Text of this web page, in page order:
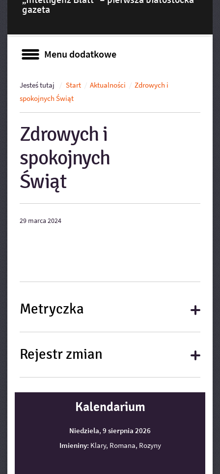
gazeta
Menu dodatkowe
Menu dodatkowe
Jesteś tutaj Start Aktualności
Zdrowych i
spokojnych Świąt
Zdrowych i
spokojnych
Świąt
29 marca 2024
Metryczka
Metryczka
Rejestr zmian
Rejestr zmian
Kalendarium
Niedziela, 9 sierpnia 2026
Imieniny: Klary, Romana, Rozyny